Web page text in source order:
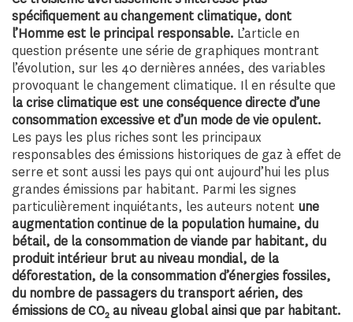
spécifiquement au changement climatique, dont
l’Homme est le principal responsable. L’article en
question présente une série de graphiques montrant
l’évolution, sur les 40 dernières années, des variables
provoquant le changement climatique. Il en résulte que
la crise climatique est une conséquence directe d’une
consommation excessive et d’un mode de vie opulent.
Les pays les plus riches sont les principaux
responsables des émissions historiques de gaz à effet de
serre et sont aussi les pays qui ont aujourd’hui les plus
grandes émissions par habitant. Parmi les signes
particulièrement inquiétants, les auteurs notent une
augmentation continue de la population humaine, du
bétail, de la consommation de viande par habitant, du
produit intérieur brut au niveau mondial, de la
déforestation, de la consommation d’énergies fossiles,
du nombre de passagers du transport aérien, des
émissions de CO2 au niveau global ainsi que par habitant.